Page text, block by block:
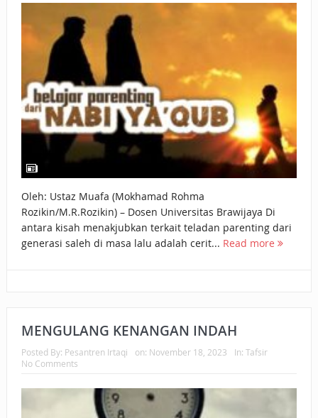
BAGAIMANA CARA MEMBAYAR ZAKAT UANG?
UANG HARAM BISA MENJADI HALAL JIKA SEBAB
KEPEMILIKANNYA BERUBAH
ISTIDLAL BATIL VS ISTIDLAL SYAR’I
BAHASA CINTA KARENA ALLAH
HUKUM MEMBAYAR ZAKAT DENGAN CARA MENGANGSUR
Oleh: Ustaz Muafa (Mokhamad Rohma
Rozikin/M.R.Rozikin) – Dosen Universitas Brawijaya Di
antara kisah menakjubkan terkait teladan parenting dari
generasi saleh di masa lalu adalah cerit... Read more
MENGULANG KENANGAN INDAH
Posted By: Pesantren Irtaqi on: November 18, 2023 In: Tafsir
No Comments